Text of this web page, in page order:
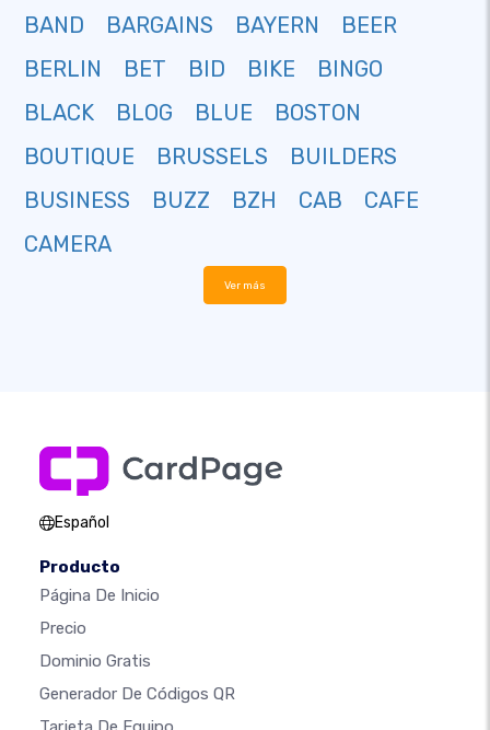
BAND
BARGAINS BAYERN
BEER
BERLIN
BET BID BIKE
BINGO
BLACK
BLOG BLUE
BOSTON
BOUTIQUE
BRUSSELS
BUILDERS
BUSINESS
BUZZ BZH CAB
CAFE
CAMERA
Ver más
Español
Producto
Página De Inicio
Precio
Dominio Gratis
Generador De Códigos QR